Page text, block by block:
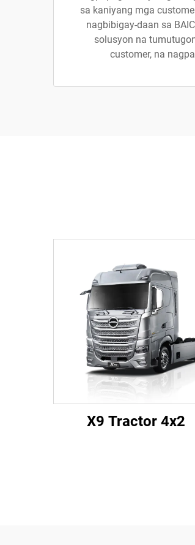
sa kaniyang mga
nagbibigay-daan sa
solusyon na
customer, na
X9 Tractor 4x2